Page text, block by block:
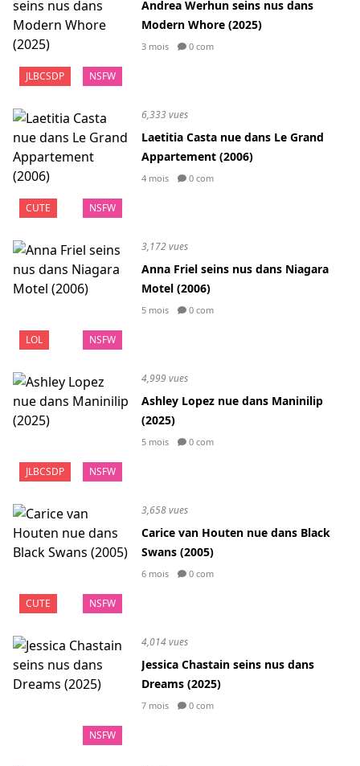
JLBCSDP NSFW
Andrea Werhun seins nus dans
Modern Whore (2025)
3 mois 0 com
CUTE NSFW
6,333 vues
Laetitia Casta nue dans Le Grand
Appartement (2006)
4 mois 0 com
LOL NSFW
3,172 vues
Anna Friel seins nus dans Niagara
Motel (2006)
5 mois 0 com
JLBCSDP NSFW
4,999 vues
Ashley Lopez nue dans Maninilip
(2025)
5 mois 0 com
CUTE NSFW
3,658 vues
Carice van Houten nue dans Black
Swans (2005)
6 mois 0 com
NSFW
4,014 vues
Jessica Chastain seins nus dans
Dreams (2025)
7 mois 0 com